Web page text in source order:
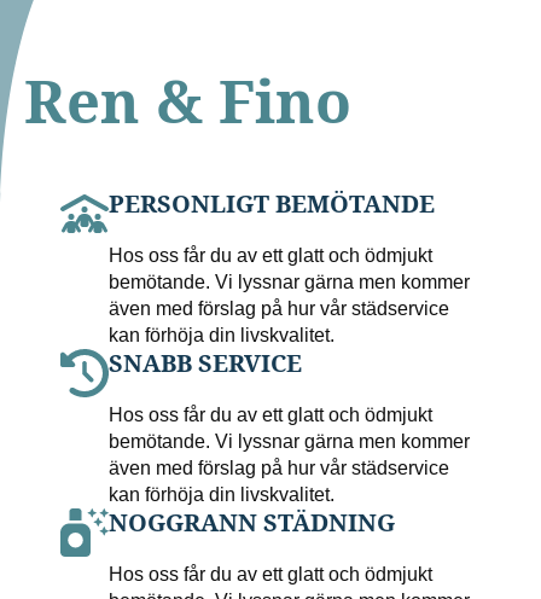
Ren & Fino
PERSONLIGT BEMÖTANDE
Hos oss får du av ett glatt och ödmjukt
bemötande. Vi lyssnar gärna men kommer
även med förslag på hur vår städservice
kan förhöja din livskvalitet.
SNABB SERVICE
Hos oss får du av ett glatt och ödmjukt
bemötande. Vi lyssnar gärna men kommer
även med förslag på hur vår städservice
kan förhöja din livskvalitet.
NOGGRANN STÄDNING
Hos oss får du av ett glatt och ödmjukt